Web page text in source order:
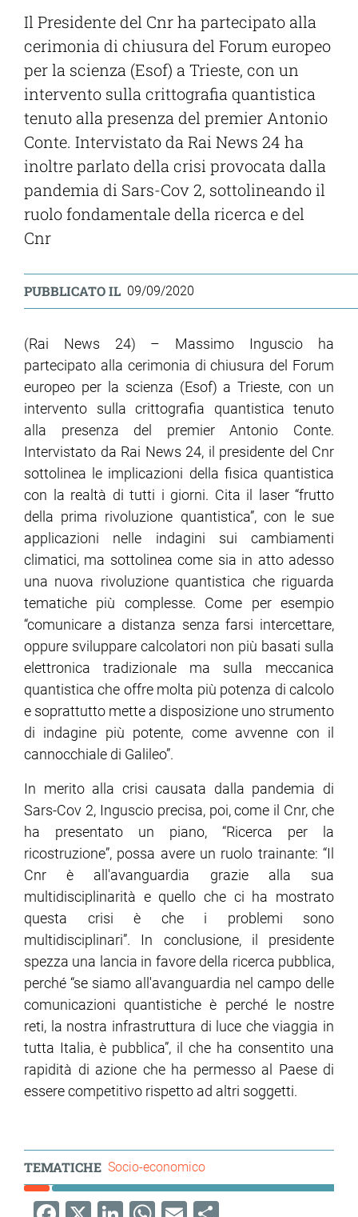
Il Presidente del Cnr ha partecipato alla
cerimonia di chiusura del Forum europeo
per la scienza (Esof) a Trieste, con un
intervento sulla crittografia quantistica
tenuto alla presenza del premier Antonio
Conte. Intervistato da Rai News 24 ha
inoltre parlato della crisi provocata dalla
pandemia di Sars-Cov 2, sottolineando il
ruolo fondamentale della ricerca e del
Cnr
PUBBLICATO IL 09/09/2020
(Rai News 24) – Massimo Inguscio ha
partecipato alla cerimonia di chiusura del Forum
europeo per la scienza (Esof) a Trieste, con un
intervento sulla crittografia quantistica tenuto
alla presenza del premier Antonio Conte.
Intervistato da Rai News 24, il presidente del Cnr
sottolinea le implicazioni della fisica quantistica
con la realtà di tutti i giorni. Cita il laser “frutto
della prima rivoluzione quantistica”, con le sue
applicazioni nelle indagini sui cambiamenti
climatici, ma sottolinea come sia in atto adesso
una nuova rivoluzione quantistica che riguarda
tematiche più complesse. Come per esempio
“comunicare a distanza senza farsi intercettare,
oppure sviluppare calcolatori non più basati sulla
elettronica tradizionale ma sulla meccanica
quantistica che offre molta più potenza di calcolo
e soprattutto mette a disposizione uno strumento
di indagine più potente, come avvenne con il
cannocchiale di Galileo”.
In merito alla crisi causata dalla pandemia di
Sars-Cov 2, Inguscio precisa, poi, come il Cnr, che
ha presentato un piano, “Ricerca per la
ricostruzione”, possa avere un ruolo trainante: “Il
Cnr è all'avanguardia grazie alla sua
multidisciplinarità e quello che ci ha mostrato
questa crisi è che i problemi sono
multidisciplinari”. In conclusione, il presidente
spezza una lancia in favore della ricerca pubblica,
perché “se siamo all'avanguardia nel campo delle
comunicazioni quantistiche è perché le nostre
reti, la nostra infrastruttura di luce che viaggia in
tutta Italia, è pubblica”, il che ha consentito una
rapidità di azione che ha permesso al Paese di
essere competitivo rispetto ad altri soggetti.
TEMATICHE Socio-economico